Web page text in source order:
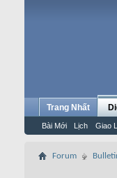
Trang Nhất
Bài Mới Lịch Giao
Forum